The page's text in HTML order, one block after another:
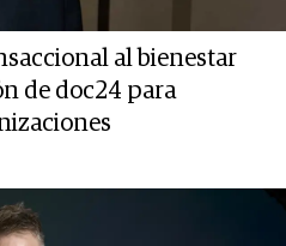
al bienestar
de doc24 para